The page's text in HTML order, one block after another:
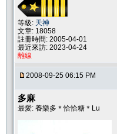
等級: 天神
文章: 18058
註冊時間: 2005-04-01
最近來訪: 2023-04-24
離線
2008-09-25 06:15 PM
多麻
最愛: 養樂多＊恰恰糖＊Lu